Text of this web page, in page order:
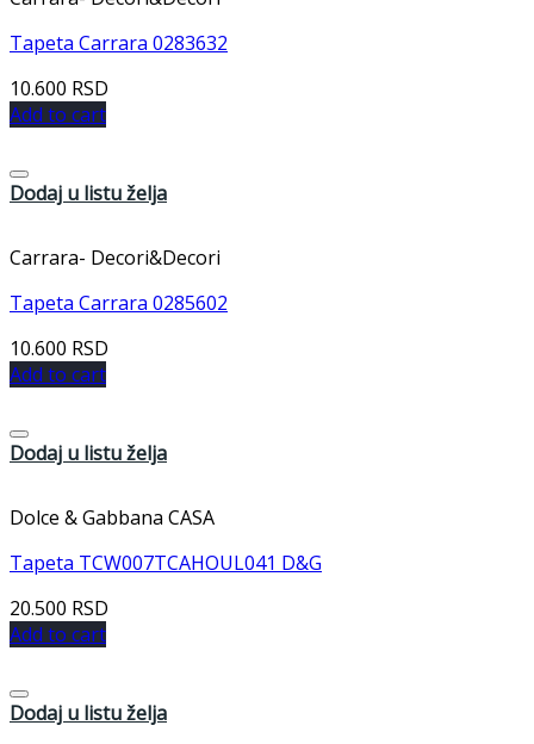
Tapeta Carrara 0283632
10.600 RSD
Add to cart
Dodaj u listu želja
Carrara- Decori&Decori
Tapeta Carrara 0285602
10.600 RSD
Add to cart
Dodaj u listu želja
Dolce & Gabbana CASA
Tapeta TCW007TCAHOUL041 D&G
20.500 RSD
Add to cart
Dodaj u listu želja